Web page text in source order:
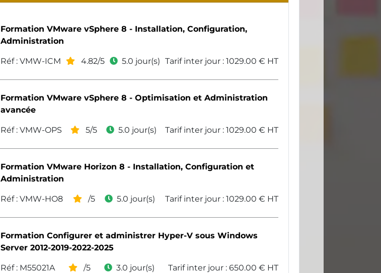
Formation VMware vSphere 8 - Installation, Configuration,
Administration
Réf : VMW-ICM 4.82/5 5.0 jour(s) Tarif inter jour : 1029.00 € HT
Formation VMware vSphere 8 - Optimisation et Administration
avancée
Réf : VMW-OPS 5/5 5.0 jour(s) Tarif inter jour : 1029.00 € HT
Formation VMware Horizon 8 - Installation, Configuration et
Administration
Réf : VMW-HO8 /5 5.0 jour(s) Tarif inter jour : 1029.00 € HT
Formation Configurer et administrer Hyper-V sous Windows
Server 2012-2019-2022-2025
Réf : M55021A /5 3.0 jour(s) Tarif inter jour : 650.00 € HT